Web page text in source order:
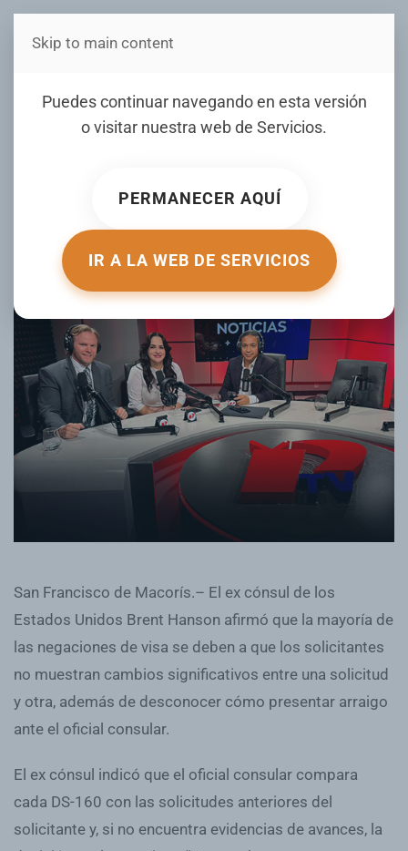
Estás en Telenord Medios
Puedes continuar navegando en esta versión
o visitar nuestra web de Servicios.
PERMANECER AQUÍ
IR A LA WEB DE SERVICIOS
Skip to main content
Ex cónsul de Estados
Unidos explica claves para
mitos sobre ventanillas
ESCRITO POR PRONEMS PUBLICITARIA EL 25 OCTUBRE 2025
PUBLICADO EN
MIGRACIÓN AL DÍA.
San Francisco de Macorís.– El ex cónsul de los
Estados Unidos Brent Hanson afirmó que la mayoría de
las negaciones de visa se deben a que los solicitantes
no muestran cambios significativos entre una solicitud
y otra, además de desconocer cómo presentar arraigo
ante el oficial consular.
El ex cónsul indicó que el oficial consular compara
cada DS-160 con las solicitudes anteriores del
solicitante y, si no encuentra evidencias de avances, la